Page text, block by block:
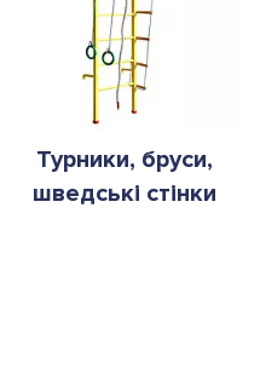
Турники, бруси,
шведські стінки